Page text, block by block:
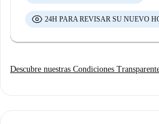
24H PARA REVISAR SU NUEVO
Descubre nuestras Condiciones